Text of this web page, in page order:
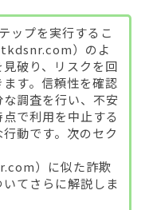
ップを実行するこ
）のよ
破り、リスクを回
す。信頼性を確認
調査を行い、不安
で利用を中止する
動です。次のセク
）に似た詐欺
てさらに解説しま